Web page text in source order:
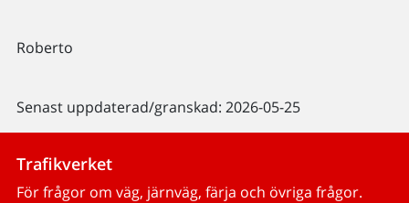
Roberto
Senast uppdaterad/granskad: 2026-05-25
Trafikverket
För frågor om väg, järnväg, färja och övriga frågor.